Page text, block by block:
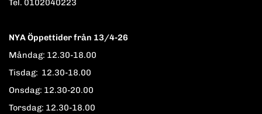
Tel. 0102040223
NYA Öppettider från 13/4-26
Måndag: 12.30-18.00
Tisdag: 12.30-18.00
Onsdag: 12.30-20.00
Torsdag: 12.30-18.00